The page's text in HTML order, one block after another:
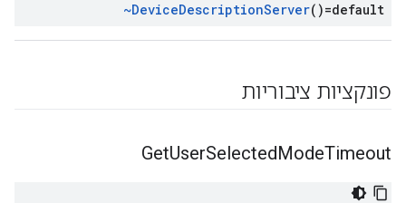
~DeviceDescriptionServer()=default
פונקציות ציבוריות
GetUserSelectedModeTimeout